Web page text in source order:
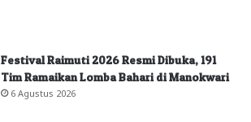
Festival Raimuti 2026 Resmi Dibuka, 191
Tim Ramaikan Lomba Bahari di Manokwari
6 Agustus 2026